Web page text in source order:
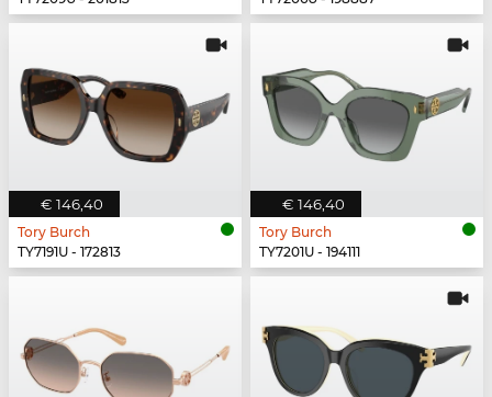
€ 146,40
Tory Burch
TY7191U - 172813
€ 146,40
Tory Burch
TY7201U - 194111